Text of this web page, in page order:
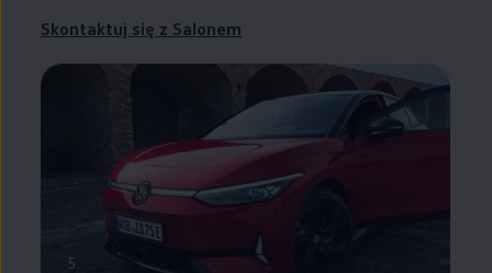
Skontaktuj się z Salonem
5